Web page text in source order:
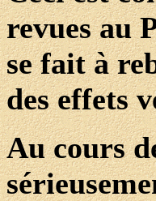
revues au
se fait à
des effets
Au cours